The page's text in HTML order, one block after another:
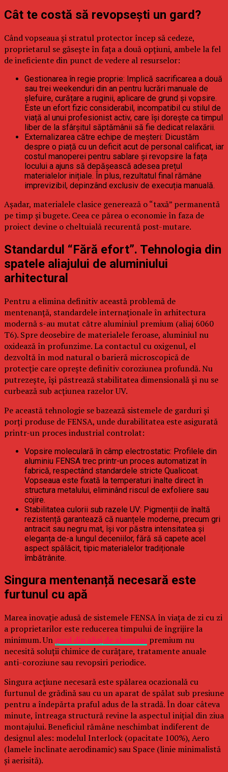
Cât te costă să revopsești un gard?
Când vopseaua și stratul protector încep să cedeze,
proprietarul se găsește în fața a două opțiuni, ambele la fel
de ineficiente din punct de vedere al resurselor:
Gestionarea în regie proprie: Implică sacrificarea a două
sau trei weekenduri din an pentru lucrări manuale de
șlefuire, curățare a ruginii, aplicare de grund și vopsire.
Este un efort fizic considerabil, incompatibil cu stilul de
viață al unui profesionist activ, care își dorește ca timpul
liber de la sfârșitul săptămânii să fie dedicat relaxării.
Externalizarea către echipe de meșteri: Dicustăm
despre o piață cu un deficit acut de personal calificat, iar
costul manoperei pentru sablare și revopsire la fața
locului a ajuns să depășească adesea prețul
materialelor inițiale. În plus, rezultatul final rămâne
imprevizibil, depinzând exclusiv de execuția manuală.
Așadar, materialele clasice generează o “taxă” permanentă
pe timp și bugete. Ceea ce părea o economie în faza de
proiect devine o cheltuială recurentă post-mutare.
Standardul “Fără efort”. Tehnologia din
spatele aliajului de aluminiului
arhitectural
Pentru a elimina definitiv această problemă de
mentenanță, standardele internaționale în arhitectura
modernă s-au mutat către aluminiul premium (aliaj 6060
T6). Spre deosebire de materialele feroase, aluminiul nu
oxidează în profunzime. La contactul cu oxigenul, el
dezvoltă în mod natural o barieră microscopică de
protecție care oprește definitiv coroziunea profundă. Nu
putrezește, își păstrează stabilitatea dimensională și nu se
curbează sub acțiunea razelor UV.
Pe această tehnologie se bazează sistemele de garduri și
porți produse de FENSA, unde durabilitatea este asigurată
printr-un proces industrial controlat:
Vopsire moleculară în câmp electrostatic: Profilele din
aluminiu FENSA trec printr-un proces automatizat în
fabrică, respectând standardele stricte Qualicoat.
Vopseaua este fixată la temperaturi înalte direct în
structura metalului, eliminând riscul de exfoliere sau
cojire.
Stabilitatea culorii sub razele UV: Pigmenții de înaltă
rezistență garantează că nuanțele moderne, precum gri
antracit sau negru mat, își vor păstra intensitatea și
eleganța de-a lungul deceniilor, fără să capete acel
aspect spălăcit, tipic materialelor tradiționale
îmbătrânite.
Singura mentenanță necesară este
furtunul cu apă
Marea inovație adusă de sistemele FENSA în viața de zi cu zi
a proprietarilor este reducerea timpului de îngrijire la
minimum. Un gard din aliaj de aluminiu premium nu
necesită soluții chimice de curățare, tratamente anuale
anti-coroziune sau revopsiri periodice.
Singura acțiune necesară este spălarea ocazională cu
furtunul de grădină sau cu un aparat de spălat sub presiune
pentru a îndepărta praful adus de la stradă. În doar câteva
minute, întreaga structură revine la aspectul inițial din ziua
montajului. Beneficiul rămâne neschimbat indiferent de
designul ales: modelul Interlock (opacitate 100%), Aero
(lamele înclinate aerodinamic) sau Space (linie minimalistă
și aerisită).